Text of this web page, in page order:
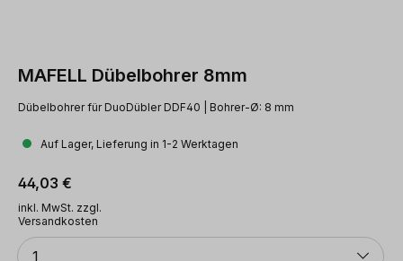
MAFELL Dübelbohrer 8mm
Dübelbohrer für DuoDübler DDF40 | Bohrer-Ø: 8 mm
Auf Lager, Lieferung in 1-2 Werktagen
Regulärer Preis:
44,03 €
inkl. MwSt. zzgl.
Versandkosten
Anzahl
1